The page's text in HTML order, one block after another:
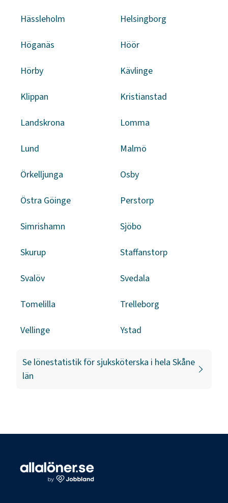
Hässleholm Helsingborg
Höganäs Höör
Hörby Kävlinge
Klippan Kristianstad
Landskrona Lomma
Lund Malmö
Örkelljunga Osby
Östra Göinge Perstorp
Simrishamn Sjöbo
Skurup Staffanstorp
Svalöv Svedala
Tomelilla Trelleborg
Vellinge Ystad
Se lönestatistik försjuksköterska i hela Skåne
län